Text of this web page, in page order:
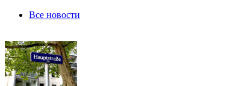
Все новости